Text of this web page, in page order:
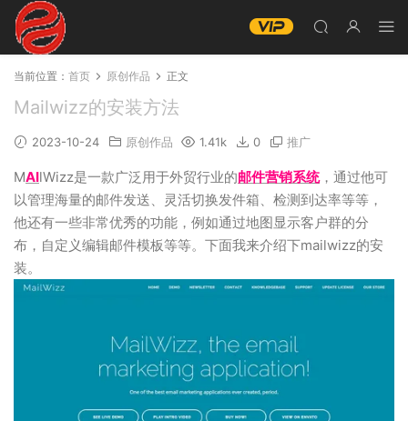
当前位置： 首页 原创作品 正文
Mailwizz的安装方法
2023-10-24 原创作品 1.41k 0 推广
MAIlWizz是一款广泛用于外贸行业的邮件营销系统，通过他可
以管理海量的邮件发送、灵活切换发件箱、检测到达率等等，
他还有一些非常优秀的功能，例如通过地图显示客户群的分
布，自定义编辑邮件模板等等。下面我来介绍下mailwizz的安
装。